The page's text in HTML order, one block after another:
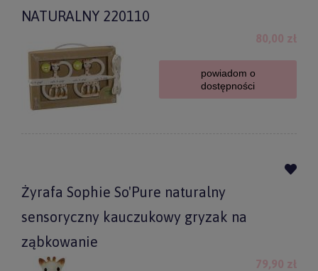
NATURALNY 220110
80,00 zł
powiadom o
dostępności
Żyrafa Sophie So'Pure naturalny
sensoryczny kauczukowy gryzak na
ząbkowanie
79,90 zł